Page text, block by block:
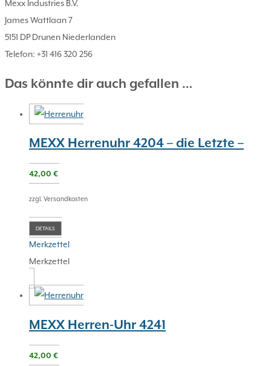
Mexx Industries B.V.
James Wattlaan 7
5151 DP Drunen Niederlanden
Telefon: +31 416 320 256
Das könnte dir auch gefallen …
MEXX Herrenuhr 4204 – die Letzte –
42,00 €
zzgl. Versandkosten
DETAILS
Merkzettel
Merkzettel
MEXX Herren-Uhr 4241
42,00 €